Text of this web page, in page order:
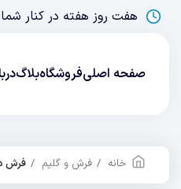
هفت روز هفته در کنار
صفحه اصلیفروشگاهبلاگ
خانه فرش و گلیم فرش